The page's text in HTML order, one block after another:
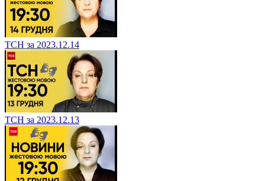
ТСН за 2023.12.14
ТСН за 2023.12.13